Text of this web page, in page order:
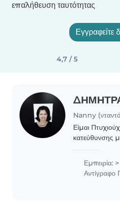
επαλήθευση ταυτότητας
Εγγραφείτε
4,7 / 5
Είμαι Πτυχιούχος Α.Ε.Ι . Θεωρητικής
κατεύθυνσης
ΠΑΝΕΠΙΣΤΗΜΙΟΥ επί
ΑΓΩΓΗΣ σε
Εμπειρία: >
Αντίγραφο